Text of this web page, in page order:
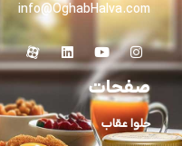
info@OghabHalva.com
صفحات
حلوا عقاب